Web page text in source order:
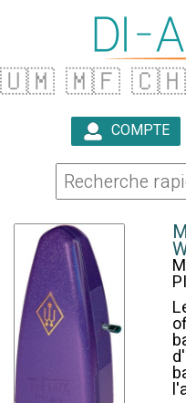
🇺🇲 🇲🇫 🇨🇭
COMPTE